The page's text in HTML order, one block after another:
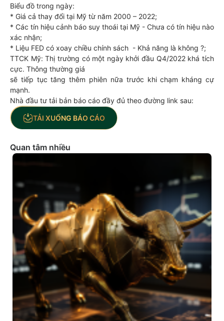
Biểu đồ trong ngày:
* Giá cả thay đổi tại Mỹ từ năm 2000 – 2022;
* Các tín hiệu cảnh báo suy thoái tại Mỹ - Chưa có tín hiệu nào
xác nhận;
* Liệu FED có xoay chiều chính sách - Khả năng là không ?;
TTCK Mỹ: Thị trường có một ngày khởi đầu Q4/2022 khá tích
cực. Thông thường giá
sẽ tiếp tục tăng thêm phiên nữa trước khi chạm kháng cự
mạnh.
Nhà đầu tư tải bản báo cáo đầy đủ theo đường link sau:
TẢI XUỐNG BÁO CÁO
Quan tâm nhiều